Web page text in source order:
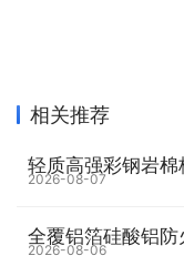
相关推荐
轻质高强彩钢岩
2026-08-07
全覆铝箔硅酸铝
2026-08-06